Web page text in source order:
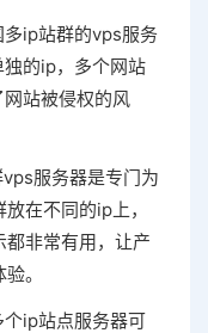
多ip站群的vps服务
的ip，多个网站
站被侵权的风
服务器是专门为
在不同的ip上，
非常有用，让产
。
ip站点服务器可